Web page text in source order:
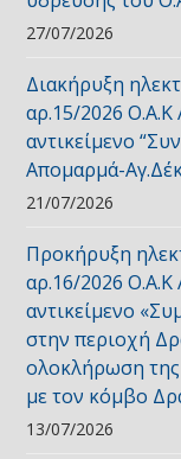
27/07/2026
Διακήρυξη
αρ.15/2026 Ο.Α.Κ
αντικείμενο
Απομαρμά-
21/07/2026
Προκήρυξη
αρ.16/2026 Ο.Α.Κ
αντικείμενο
στην περιοχή
ολοκλήρωση
με τον κόμβο
13/07/2026